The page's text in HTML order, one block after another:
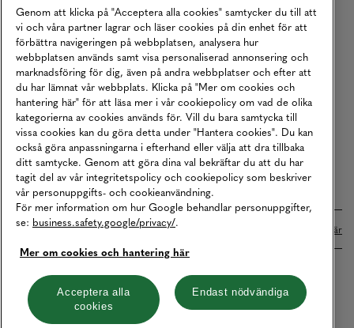
Köpvillkor
Karriär
Vårt Ansvar
Våra Tjänster
Press
Studentrabatt
B2B
Tillgänglighetsredogörelse
Betalningar online sköts i samarbete med Klarna. Läs mer här
Cookies Integritetspolicy
Hantera cookies
Genom att klicka på "Acceptera alla cookies" samtycker du till att
vi och våra partner lagrar och läser cookies på din enhet för att
förbättra navigeringen på webbplatsen, analysera hur
webbplatsen används samt visa personaliserad annonsering och
marknadsföring för dig, även på andra webbplatser och efter att
du har lämnat vår webbplats. Klicka på "Mer om cookies och
hantering här" för att läsa mer i vår cookiepolicy om vad de olika
kategorierna av cookies används för. Vill du bara samtycka till
vissa cookies kan du göra detta under "Hantera cookies". Du kan
också göra anpassningarna i efterhand eller välja att dra tillbaka
ditt samtycke. Genom att göra dina val bekräftar du att du har
tagit del av vår integritetspolicy och cookiepolicy som beskriver
vår personuppgifts- och cookieanvändning.
För mer information om hur Google behandlar personuppgifter,
se: business.safety.google/privacy/.
Mer om cookies och hantering här
Acceptera alla
cookies
Endast nödvändiga